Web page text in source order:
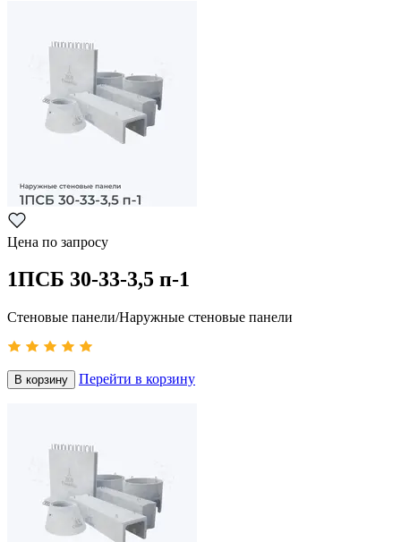
Цена по запросу
1ПСБ 30-33-3,5 п-1
Стеновые панели/Наружные стеновые панели
В корзину Перейти в корзину